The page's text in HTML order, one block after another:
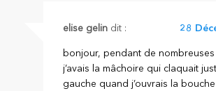
elise gelin dit : 28
bonjour, pendant de nombreuses
j’avais la mâchoire qui claquait
gauche quand j’ouvrais la